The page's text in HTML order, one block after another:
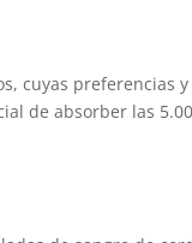
cuyas
de absorber las